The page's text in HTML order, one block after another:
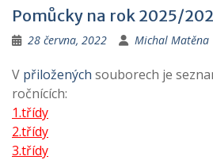
Pomůcky na rok 2025/
28 června, 2022 Michal Matěna
V přiložených souborech je
ročnících:
1.třídy
2.třídy
3.třídy